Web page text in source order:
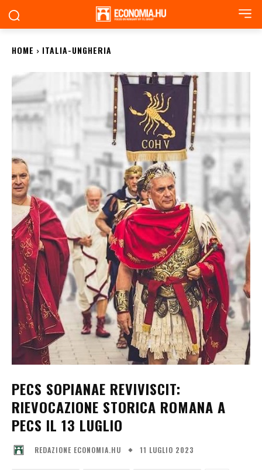
HOME ITALIA-UNGHERIA
PECS SOPIANAE REVIVISCIT:
RIEVOCAZIONE STORICA ROMANA A
PECS IL 13 LUGLIO
REDAZIONE ECONOMIA.HU 11 LUGLIO 2023